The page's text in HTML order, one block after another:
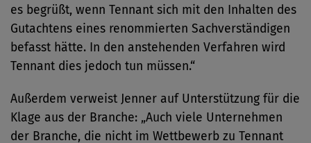
es begrüßt, wenn Tennant sich mit den Inhalten des
Gutachtens eines renommierten Sachverständigen
befasst hätte. In den anstehenden Verfahren wird
Tennant dies jedoch tun müssen.“
Außerdem verweist Jenner auf Unterstützung für die
Klage aus der Branche: „Auch viele Unternehmen
der Branche, die nicht im Wettbewerb zu Tennant